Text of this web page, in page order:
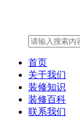
首页
关于我们
装修知识
装修百科
联系我们